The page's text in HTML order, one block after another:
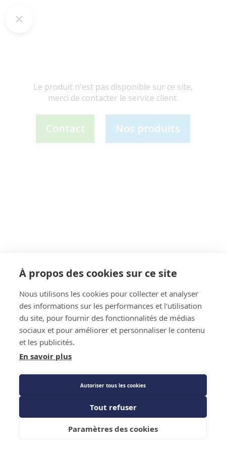
Le produit n'est pas disponible sur ce site,
merci de contacter le service client.
Contact Nos produits
À propos des cookies sur ce site
Nous utilisons les cookies pour collecter et analyser
des informations sur les performances et l'utilisation
du site, pour fournir des fonctionnalités de médias
sociaux et pour améliorer et personnaliser le contenu
et les publicités.
En savoir plus
Autoriser tous les cookies
Tout refuser
Paramètres des cookies